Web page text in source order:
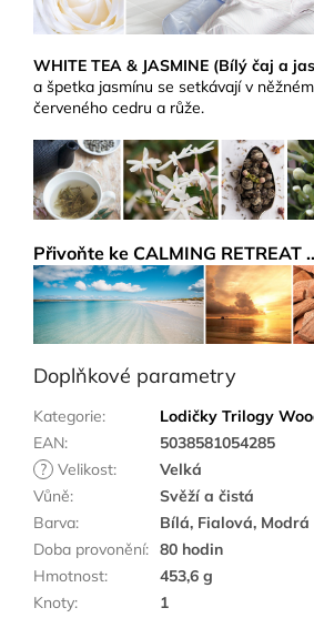
WHITE TEA & JASMINE (Bílý čaj a
a špetka jasmínu se setkávají v
červeného cedru a růže.
Přivoňte ke CALMING RETREAT
Doplňkové parametry
Kategorie:
Lodičky Trilogy
EAN:
5038581054285
? Velikost:
Velká
Vůně:
Svěží a čistá
Barva:
Bílá, Fialová, Modrá
Doba provonění: 80 hodin
Hmotnost:
453,6 g
Knoty:
1